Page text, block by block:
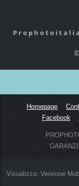
P r o p h o t o i t a l i a
Homepage
Facebook
Visualizza: Versione